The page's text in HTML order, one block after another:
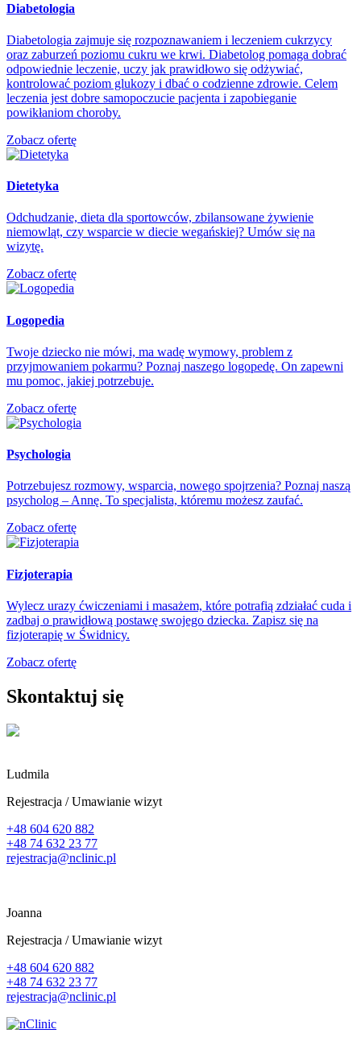
Diabetologia
Diabetologia zajmuje się rozpoznawaniem i leczeniem cukrzycy
oraz zaburzeń poziomu cukru we krwi. Diabetolog pomaga dobrać
odpowiednie leczenie, uczy jak prawidłowo się odżywiać,
kontrolować poziom glukozy i dbać o codzienne zdrowie. Celem
leczenia jest dobre samopoczucie pacjenta i zapobieganie
powikłaniom choroby.
Zobacz ofertę
Dietetyka
Odchudzanie, dieta dla sportowców, zbilansowane żywienie
niemowląt, czy wsparcie w diecie wegańskiej? Umów się na
wizytę.
Zobacz ofertę
Logopedia
Twoje dziecko nie mówi, ma wadę wymowy, problem z
przyjmowaniem pokarmu? Poznaj naszego logopedę. On zapewni
mu pomoc, jakiej potrzebuje.
Zobacz ofertę
Psychologia
Potrzebujesz rozmowy, wsparcia, nowego spojrzenia? Poznaj naszą
psycholog – Annę. To specjalista, któremu możesz zaufać.
Zobacz ofertę
Fizjoterapia
Wylecz urazy ćwiczeniami i masażem, które potrafią zdziałać cuda i
zadbaj o prawidłową postawę swojego dziecka. Zapisz się na
fizjoterapię w Świdnicy.
Zobacz ofertę
Skontaktuj się
Ludmila
Rejestracja / Umawianie wizyt
+48 604 620 882
+48 74 632 23 77
rejestracja@nclinic.pl
Joanna
Rejestracja / Umawianie wizyt
+48 604 620 882
+48 74 632 23 77
rejestracja@nclinic.pl